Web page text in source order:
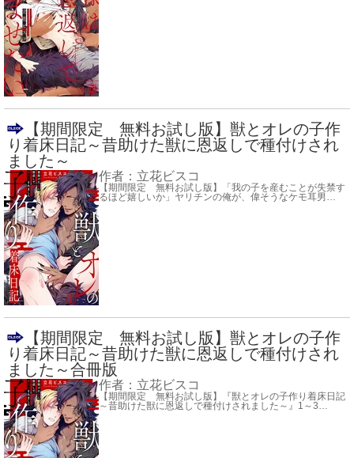
【期間限定 無料お試し版】獣とオレの子作
り着床日記～昔助けた獣に恩返しで種付けされ
ました～
作者： 立花ビスコ
【期間限定 無料お試し版】「我の子を産むことが失禁す
るほど嬉しいか」ヤリチンの俺が、偉そうなケモ耳男…
【期間限定 無料お試し版】獣とオレの子作
り着床日記～昔助けた獣に恩返しで種付けされ
ました～合冊版
作者： 立花ビスコ
【期間限定 無料お試し版】『獣とオレの子作り着床日記
～昔助けた獣に恩返しで種付けされました～』1～3…